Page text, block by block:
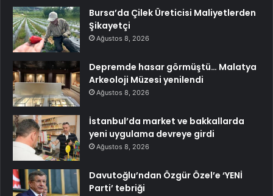
Bursa’da Çilek Üreticisi Maliyetlerden
Şikayetçi
Ağustos 8, 2026
Depremde hasar görmüştü… Malatya
Arkeoloji Müzesi yenilendi
Ağustos 8, 2026
İstanbul’da market ve bakkallarda
yeni uygulama devreye girdi
Ağustos 8, 2026
Davutoğlu’ndan Özgür Özel’e ‘YENİ
Parti’ tebriği